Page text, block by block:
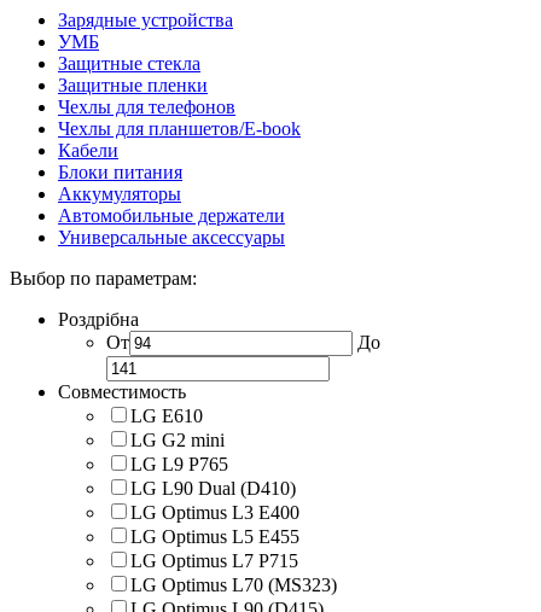
Зарядные устройства
УМБ
Защитные стекла
Защитные пленки
Чехлы для телефонов
Чехлы для планшетов/E-book
Кабели
Блоки питания
Аккумуляторы
Автомобильные держатели
Универсальные аксессуары
Выбор по параметрам:
Роздрібна
От
До
Совместимость
LG E610
LG G2 mini
LG L9 P765
LG L90 Dual (D410)
LG Optimus L3 E400
LG Optimus L5 E455
LG Optimus L7 P715
LG Optimus L70 (MS323)